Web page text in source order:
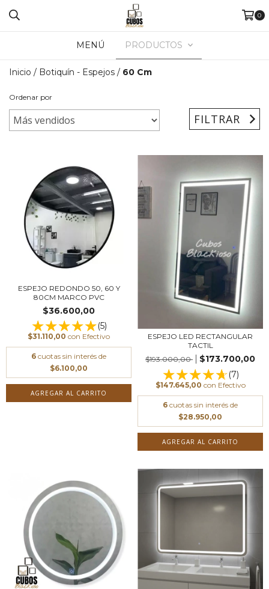
0
MENÚ PRODUCTOS
Inicio / Botiquín - Espejos / 60 Cm
Ordenar por
FILTRAR
ESPEJO REDONDO 50, 60 Y
80CM MARCO PVC
$36.600,00
(5)
$31.110,00 con Efectivo
6 cuotas sin interés de
$6.100,00
AGREGAR AL CARRITO
ESPEJO LED RECTANGULAR
TACTIL
$193.000,00
$173.700,00
(7)
$147.645,00 con Efectivo
6 cuotas sin interés de
$28.950,00
AGREGAR AL CARRITO